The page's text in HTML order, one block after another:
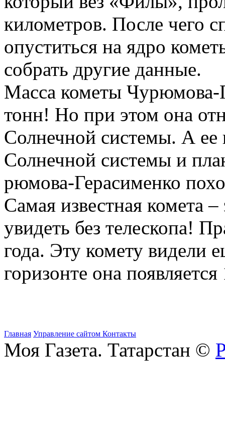
километров. После чего
опуститься на ядро
собрать другие данные.
Масса кометы Чурюмова-
тонн! Но при этом она
Солнечной системы. А ее
Солнечной системы и
рюмова-Герасименко
Самая известная комета
увидеть без телескопа!
года. Эту комету видели
горизонте она
Главная Управление сайтом Контакты
Моя Газета. Татарстан ©